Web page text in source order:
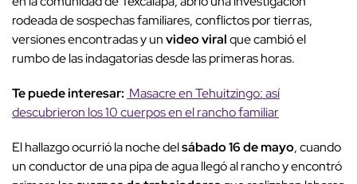
rodeada de sospechas familiares, conflictos por tierras,
versiones encontradas y unvideo viralque cambió el
rumbo de las indagatorias desde las primeras horas.
Te puede interesar: Masacre en Tehuitzingo: así
descubrieron los 10 cuerpos en el rancho familiar
El hallazgo ocurrió la noche delsábado 16 de mayo, cuando
un conductor de una pipa de agua llegó al rancho y encontró